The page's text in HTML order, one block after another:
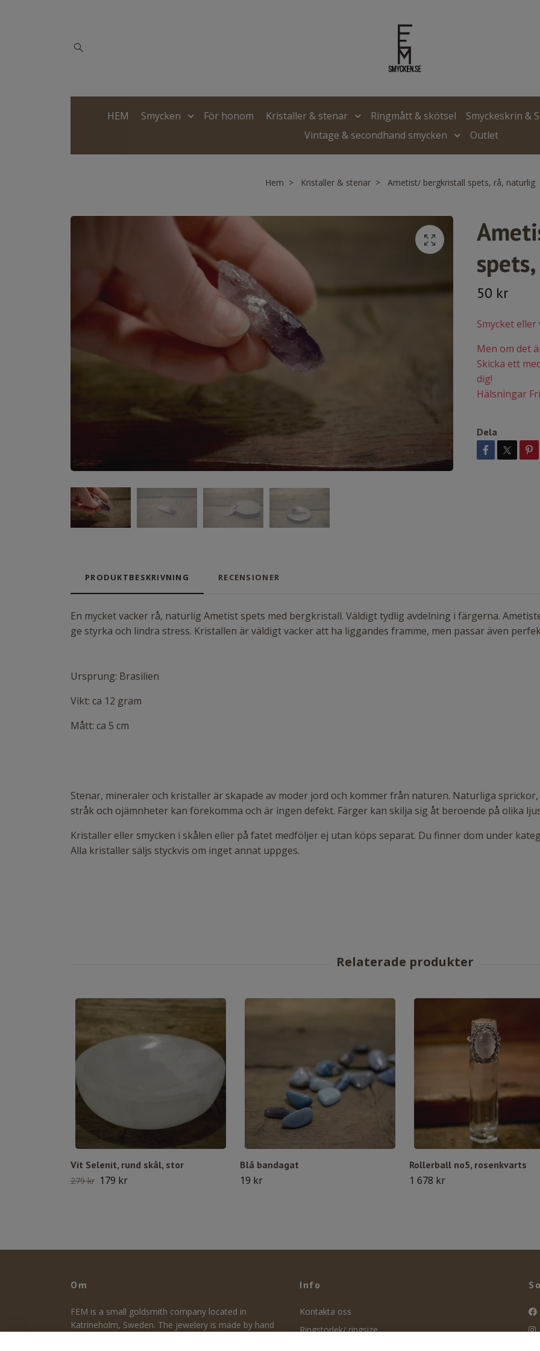
HEM Smycken För honom Kristaller & stenar Ringmått & skötsel Smyckeskrin &
Vintage & secondhand smycken
Outlet
Hem Kristaller & stenar Ametist/ bergkristall spets, rå, naturlig
50 kr
Smycket
Men om det
Skicka ett
dig!
Hälsningar
Dela
PRODUKTBESKRIVNING RECENSIONER
En mycket vacker rå, naturlig Ametist spets med bergkristall. Väldigt tydlig avdelning i färgerna.
ge styrka och lindra stress. Kristallen är väldigt vacker att ha liggandes framme, men passar även
Ursprung: Brasilien
Vikt: ca 12 gram
Mått: ca 5 cm
Stenar, mineraler och kristaller är skapade av moder jord och kommer från naturen. Naturliga
stråk och ojämnheter kan förekomma och är ingen defekt. Färger kan skilja sig åt beroende på olika
Kristaller eller smycken i skålen eller på fatet medföljer ej utan köps separat. Du finner dom under
Alla kristaller säljs styckvis om inget annat uppges.
Vit Selenit, rund skål, stor
279 kr 179 kr
Blå bandagat
19 kr
Rollerball no5, rosenkvarts
1 678 kr
Om
FEM is a small goldsmith company located in
Katrineholm, Sweden. The jewelery is made by hand
Info
Kontakta oss
Ringstorlek/ ringsize